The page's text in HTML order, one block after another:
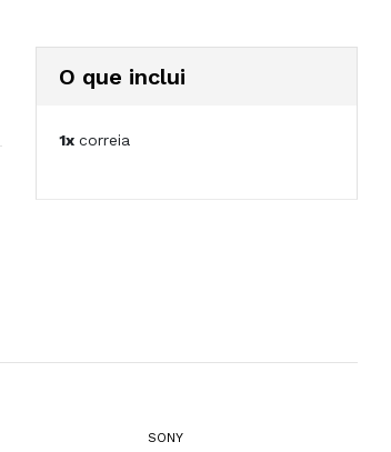
O que inclui
1x correia
SONY